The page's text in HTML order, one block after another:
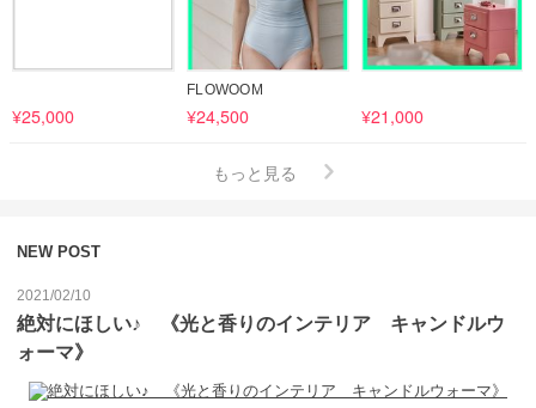
¥25,000
FLOWOOM
¥24,500 ¥21,000
もっと見る
NEW POST
2021/02/10
絶対にほしい♪ 《光と香りのインテリア キャンドルウ
ォーマ》